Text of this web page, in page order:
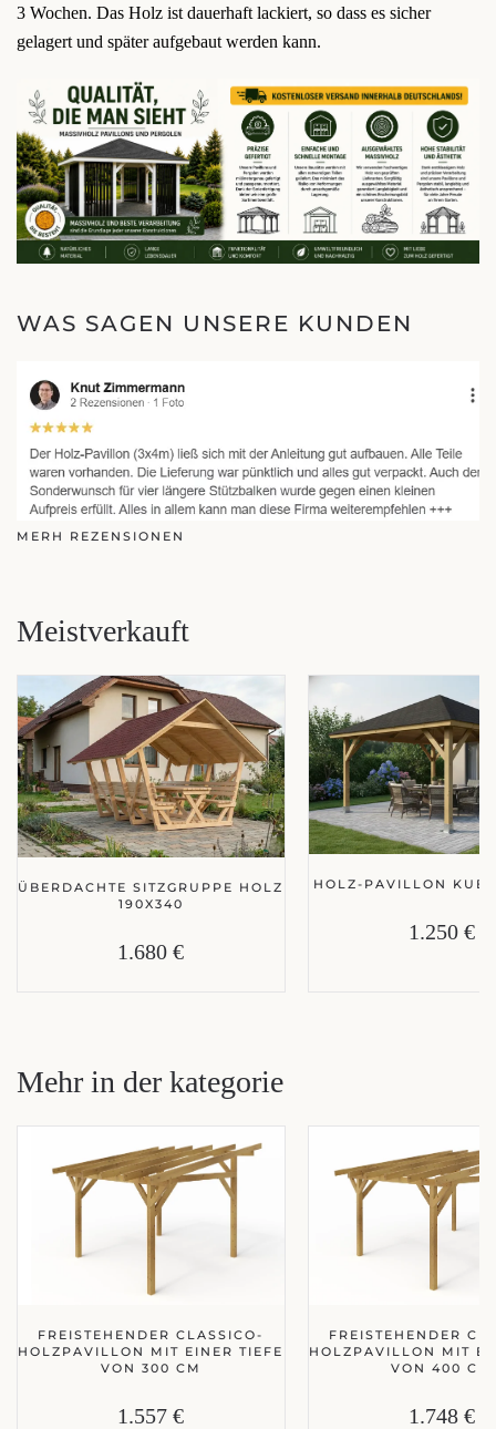
3 Wochen. Das Holz ist dauerhaft lackiert, so dass es sicher
gelagert und später aufgebaut werden kann.
WAS SAGEN UNSERE KUNDEN
MERH REZENSIONEN
Meistverkauft
ÜBERDACHTE SITZGRUPPE HOLZ
190X340
1.680 €
HOLZ-PAVILLON
1.250 €
Mehr in der kategorie
FREISTEHENDER CLASSICO-
HOLZPAVILLON MIT EINER TIEFE
VON 300 CM
1.557 €
FREISTEHENDER
HOLZPAVILLON MIT
VON 400 CM
1.748 €